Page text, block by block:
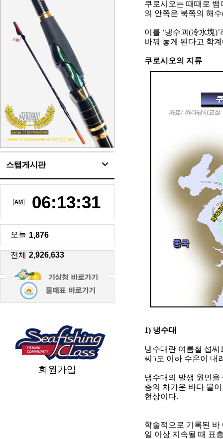
스탭게시판
AM 06:13:32
오늘 1,876
전체 2,926,633
회원가입
쿠로시오는 때때로
의 안쪽은 북쪽의 해수
이를 ‘냉수괴 (冷水塊)’
바꿔 놓게 된다고 학
쿠로시오의 지류
1) 냉수대
냉수대란 여름철 섭씨
씨 5도 이하 수온이 내
냉수대의 발생 원인
층의 차가운 바다 물
현상이다.
학술적으로 기록된 바
일 이상 지속될 때 표